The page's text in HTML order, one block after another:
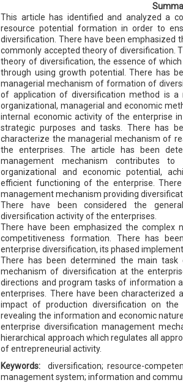
This article has identified and analyzed a
resource potential formation in order to
diversification. There have been emphasized
commonly accepted theory of diversification.
theory of diversification, the essence of
through using growth potential. There has
managerial mechanism of formation of
of application of diversification method is
organizational, managerial and economic
internal economic activity of the enterprise
strategic purposes and tasks. There has
characterize the managerial mechanism of
the enterprises. The article has been
management mechanism contributes
organizational and economic potential,
efficient functioning of the enterprise.
management mechanism providing
There have been considered the
diversification activity of the enterprises.
There have been emphasized the complex
competitiveness formation. There has
enterprise diversification, its phased
There has been determined the main
mechanism of diversification at the
directions and program tasks of information
enterprises. There have been characterized
impact of production diversification on
revealing the information and economic
enterprise diversification management
hierarchical approach which regulates all
of entrepreneurial activity.
Keywords:
diversification; resource-
management system; information and